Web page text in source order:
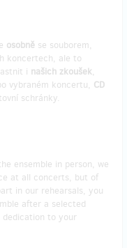
osobně se souborem,
koncertech, ale to
i našich zkoušek,
vybraném koncertu, CD
schránky.
ensemble in person, we
at all concerts, but of
in our rehearsals, you
after a selected
dedication to your